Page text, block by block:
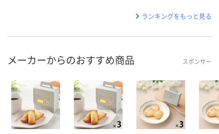
ランキングをもっと見る
メーカーからのおすすめ商品 スポンサー